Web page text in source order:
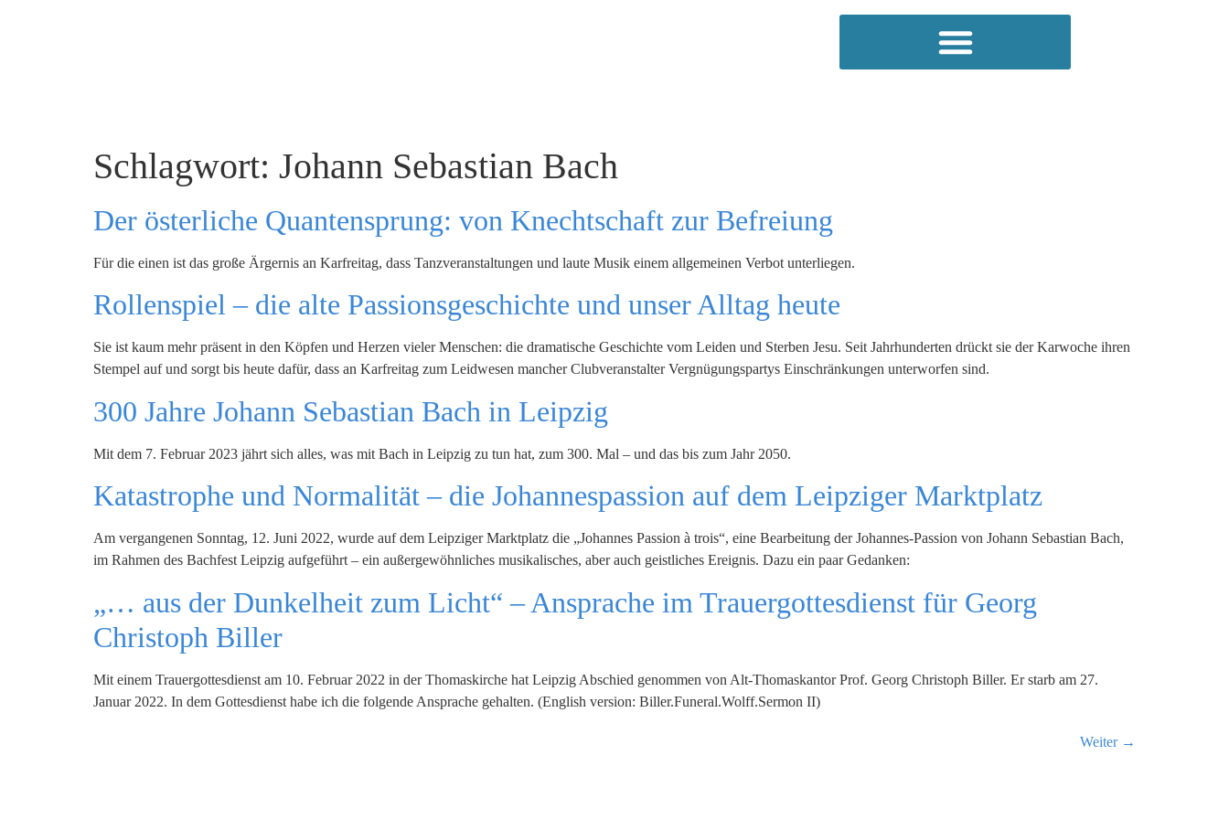
Schlagwort: Johann Sebastian Bach
Der österliche Quantensprung: von Knechtschaft zur Befreiung
Für die einen ist das große Ärgernis an Karfreitag, dass Tanzveranstaltungen und laute Musik einem allgemeinen Verbot unterliegen.
Rollenspiel – die alte Passionsgeschichte und unser Alltag heute
Sie ist kaum mehr präsent in den Köpfen und Herzen vieler Menschen: die dramatische Geschichte vom Leiden und Sterben Jesu. Seit Jahrhunderten drückt sie der Karwoche ihren
Stempel auf und sorgt bis heute dafür, dass an Karfreitag zum Leidwesen mancher Clubveranstalter Vergnügungspartys Einschränkungen unterworfen sind.
300 Jahre Johann Sebastian Bach in Leipzig
Mit dem 7. Februar 2023 jährt sich alles, was mit Bach in Leipzig zu tun hat, zum 300. Mal – und das bis zum Jahr 2050.
Katastrophe und Normalität – die Johannespassion auf dem Leipziger Marktplatz
Am vergangenen Sonntag, 12. Juni 2022, wurde auf dem Leipziger Marktplatz die „Johannes Passion à trois“, eine Bearbeitung der Johannes-Passion von Johann Sebastian Bach,
im Rahmen des Bachfest Leipzig aufgeführt – ein außergewöhnliches musikalisches, aber auch geistliches Ereignis. Dazu ein paar Gedanken:
„… aus der Dunkelheit zum Licht“ – Ansprache im Trauergottesdienst für Georg
Christoph Biller
Mit einem Trauergottesdienst am 10. Februar 2022 in der Thomaskirche hat Leipzig Abschied genommen von Alt-Thomaskantor Prof. Georg Christoph Biller. Er starb am 27.
Januar 2022. In dem Gottesdienst habe ich die folgende Ansprache gehalten. (English version: Biller.Funeral.Wolff.Sermon II)
Weiter →